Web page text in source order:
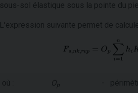
sous-sol élastique sous la pointe du
L'expression suivante permet de
où : Op -